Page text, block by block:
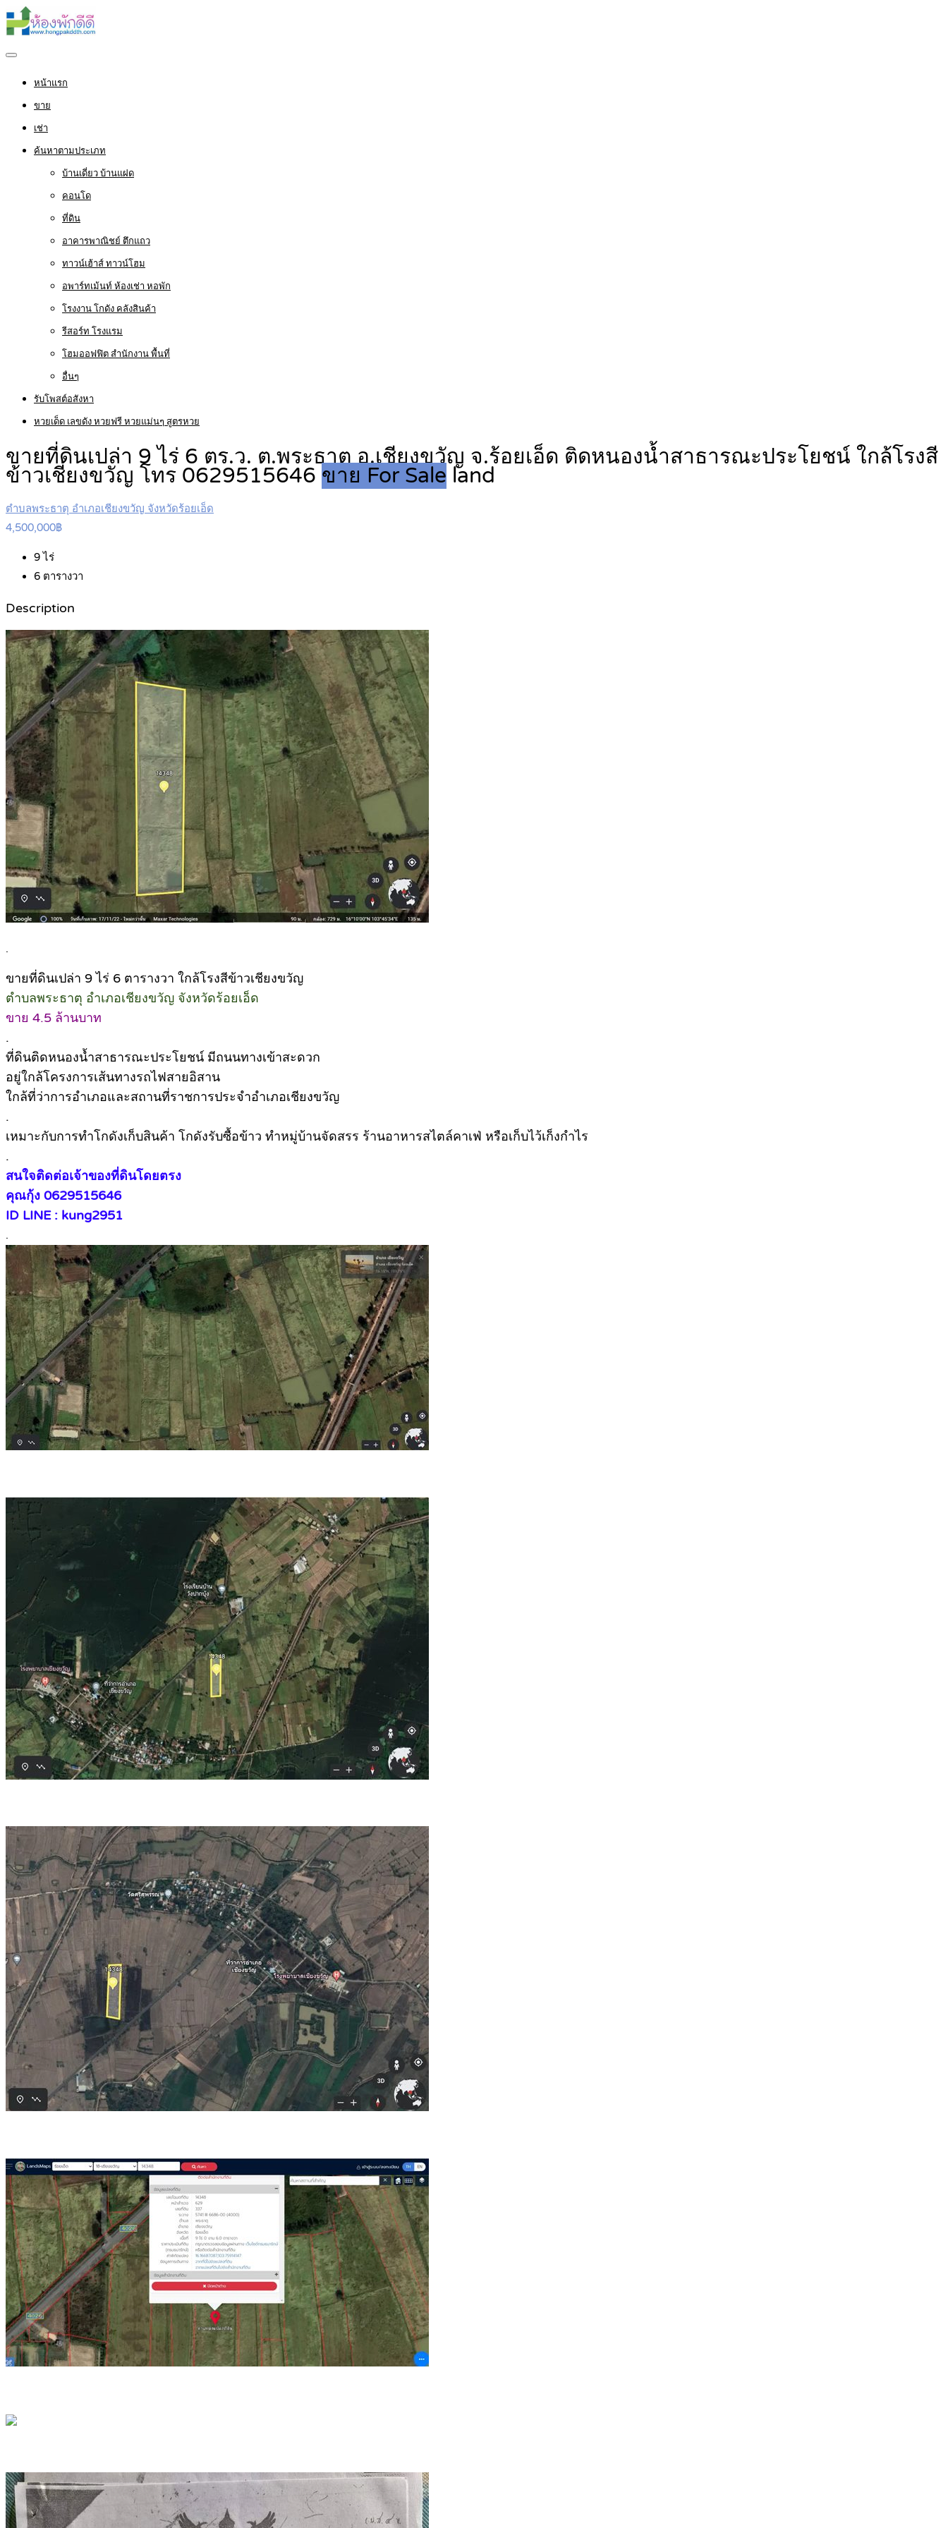
หน้าแรก
ขาย
เช่า
ค้นหาตามประเภท
บ้านเดี่ยว บ้านแฝด
คอนโด
ที่ดิน
อาคารพาณิชย์ ตึกแถว
ทาวน์เฮ้าส์ ทาวน์โฮม
อพาร์ทเม้นท์ ห้องเช่า หอพัก
โรงงาน โกดัง คลังสินค้า
รีสอร์ท โรงแรม
โฮมออฟฟิต สำนักงาน พื้นที่
อื่นๆ
รับโพสต์อสังหา
หวยเด็ด เลขดัง หวยฟรี หวยแม่นๆ สูตรหวย
ขายที่ดินเปล่า 9 ไร่ 6 ตร.ว. ต.พระธาตุ อ.เชียงขวัญ จ.ร้อยเอ็ด ติดหนองน้ำสาธารณะประโยชน์ ใกล้โรงสี
ข้าวเชียงขวัญ โทร 0629515646 ขาย For Sale land
ตำบลพระธาตุ อำเภอเชียงขวัญ จังหวัดร้อยเอ็ด
4,500,000฿
9ไร่
6 ตารางวา
Description
.
ขายที่ดินเปล่า 9 ไร่ 6 ตารางวา ใกล้โรงสีข้าวเชียงขวัญ
ตำบลพระธาตุ อำเภอเชียงขวัญ จังหวัดร้อยเอ็ด
ขาย 4.5 ล้านบาท
.
ที่ดินติดหนองน้ำสาธารณะประโยชน์ มีถนนทางเข้าสะดวก
อยู่ใกล้โครงการเส้นทางรถไฟสายอิสาน
ใกล้ที่ว่าการอำเภอและสถานที่ราชการประจำอำเภอเชียงขวัญ
.
เหมาะกับการทำโกดังเก็บสินค้า โกดังรับซื้อข้าว ทำหมู่บ้านจัดสรร ร้านอาหารสไตล์คาเฟ่ หรือเก็บไว้เก็งกำไร
.
สนใจติดต่อเจ้าของที่ดินโดยตรง
คุณกุ้ง 0629515646
ID LINE : kung2951
.